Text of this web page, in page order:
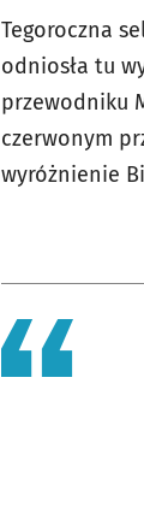
Tegoroczna
odniosła tu
przewodniku
czerwonym
wyróżnienie